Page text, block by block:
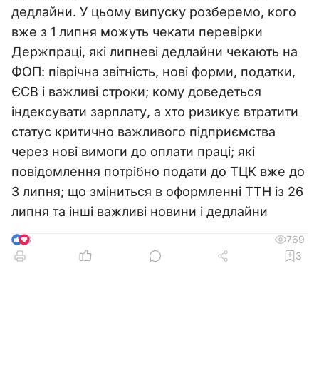
дедлайни. У цьому випуску розберемо, кого
вже з 1 липня можуть чекати перевірки
Держпраці, які липневі дедлайни чекають на
ФОП: піврічна звітність, нові форми, податки,
ЄСВ і важливі строки; кому доведеться
індексувати зарплату, а хто ризикує втратити
статус критично важливого підприємства
через нові вимоги до оплати праці; які
повідомлення потрібно подати до ТЦК вже до
3 липня; що зміниться в оформленні ТТН із 26
липня та інші важливі новини і дедлайни
8
769
3